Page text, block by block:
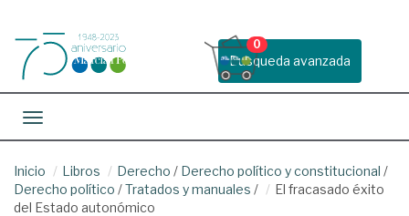
Busqueda avanzada
0
Toggle navigation
Inicio Libros Derecho / Derecho político y constitucional /
Derecho político /Tratados y manuales /
El fracasado éxito
del Estado autonómico